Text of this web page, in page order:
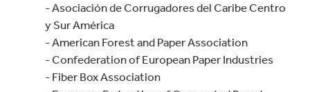
- Asociación de Corrugadores del Caribe Centro
y Sur América
- American Forest and Paper Association
- Confederation of European Paper Industries
- Fiber Box Association